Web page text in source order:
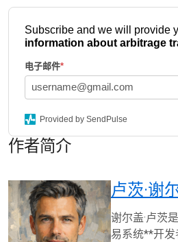
Subscribe and we will provide
information about arbitrage
电子邮件*
Provided by SendPulse
作者简介
卢茨·谢
谢尔盖·卢茨
易系统**开